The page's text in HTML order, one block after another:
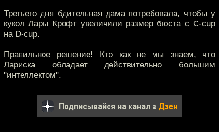
Третьего дня бдительная дама потребовала, чтобы у
кукол Лары Крофт увеличили размер бюста с C-cup
на D-cup.
Правильное решение! Кто как не мы знаем, что
Лариска обладает действительно большим
"интеллектом".
Подписывайся на канал в Дзен